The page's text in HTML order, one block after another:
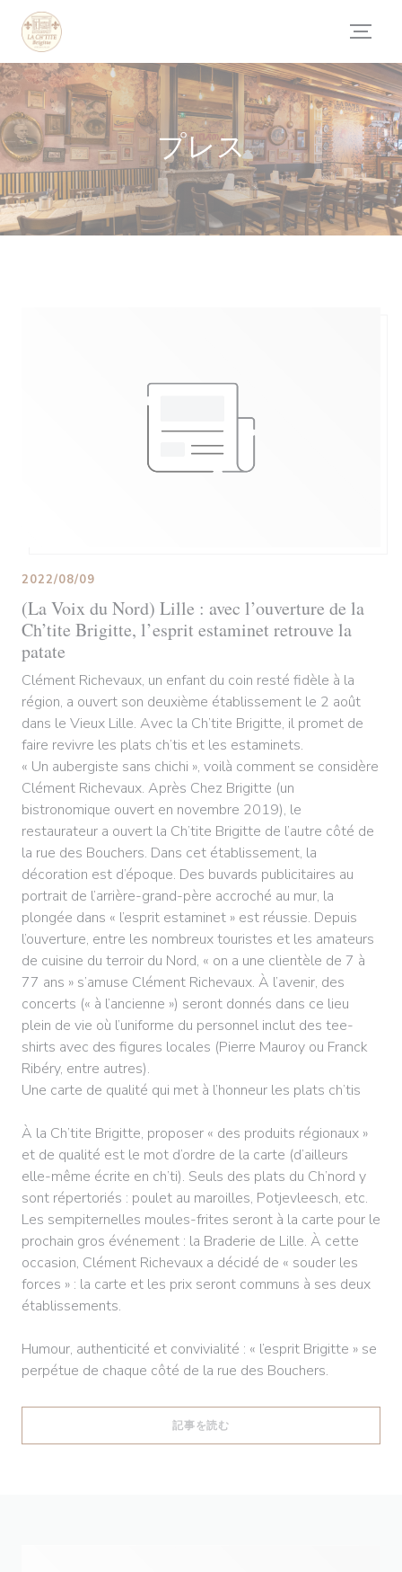
クッキー利用の管理について
プレス
(La Voix du Nord) Lille : avec l’ouverture de la
Ch’tite Brigitte, l’esprit estaminet retrouve la
patate
2022/08/09
Clément Richevaux, un enfant du coin resté fidèle à la
région, a ouvert son deuxième établissement le 2 août
dans le Vieux Lille. Avec la Ch’tite Brigitte, il promet de
faire revivre les plats ch’tis et les estaminets.
« Un aubergiste sans chichi », voilà comment se considère
Clément Richevaux. Après Chez Brigitte (un
bistronomique ouvert en novembre 2019), le
restaurateur a ouvert la Ch’tite Brigitte de l’autre côté de
la rue des Bouchers. Dans cet établissement, la
décoration est d’époque. Des buvards publicitaires au
portrait de l’arrière-grand-père accroché au mur, la
plongée dans « l’esprit estaminet » est réussie. Depuis
l’ouverture, entre les nombreux touristes et les amateurs
de cuisine du terroir du Nord, « on a une clientèle de 7 à
77 ans » s’amuse Clément Richevaux. À l’avenir, des
concerts (« à l’ancienne ») seront donnés dans ce lieu
plein de vie où l’uniforme du personnel inclut des tee-
shirts avec des figures locales (Pierre Mauroy ou Franck
Ribéry, entre autres).
Une carte de qualité qui met à l’honneur les plats ch’tis
À la Ch’tite Brigitte, proposer « des produits régionaux »
et de qualité est le mot d’ordre de la carte (d’ailleurs
elle-même écrite en ch’ti). Seuls des plats du Ch’nord y
sont répertoriés : poulet au maroilles, Potjevleesch, etc.
Les sempiternelles moules-frites seront à la carte pour le
prochain gros événement : la Braderie de Lille. À cette
occasion, Clément Richevaux a décidé de « souder les
forces » : la carte et les prix seront communs à ses deux
établissements.
Humour, authenticité et convivialité : « l’esprit Brigitte » se
perpétue de chaque côté de la rue des Bouchers.
記事を読む